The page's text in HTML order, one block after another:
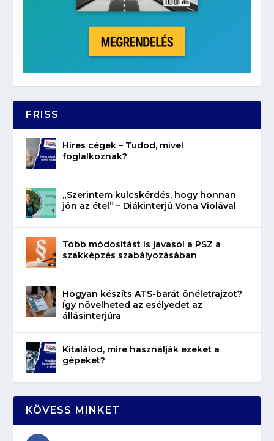
FRISS
Híres cégek – Tudod, mivel
foglalkoznak?
„Szerintem kulcskérdés, hogy honnan
jön az étel” – Diákinterjú Vona Violával
Több módosítást is javasol a PSZ a
szakképzés szabályozásában
Hogyan készíts ATS-barát önéletrajzot?
Így növelheted az esélyedet az
állásinterjúra
Kitalálod, mire használják ezeket a
gépeket?
KÖVESS MINKET